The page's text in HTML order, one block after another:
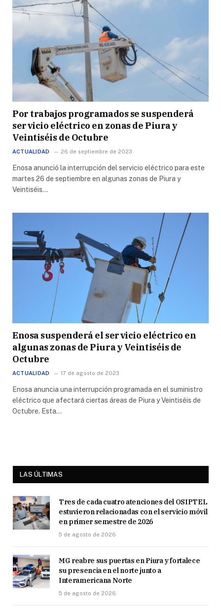
Por trabajos programados se suspenderá
servicio eléctrico en zonas de Piura y
Veintiséis de Octubre
ACTUALIDAD 26 de septiembre de 2023
Enosa anunció la interrupción del servicio eléctrico para este
martes 26 de septiembre en algunas zonas de Piura y
Veintiséis…
Enosa suspenderá el servicio eléctrico en
algunas zonas de Piura y Veintiséis de
Octubre
ACTUALIDAD 17 de agosto de 2023
Enosa anuncia una interrupción programada en el suministro
eléctrico que afectará ciertas áreas de Piura y Veintiséis de
Octubre. Esta…
LAS ÚLTIMAS
Tres de cada cuatro atenciones del OSIPTEL
estuvieron relacionadas con el servicio móvil
en primer semestre de 2026
5 de agosto de 2026
MG reabre sus puertas en Piura y fortalece
su presencia en el norte junto a
Interamericana Norte
5 de agosto de 2026